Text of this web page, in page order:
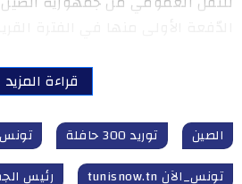
قراءة المزيد
الصين توريد 300 حافلة
تونس
تونس_الآن tunisnow.tn
رئيس